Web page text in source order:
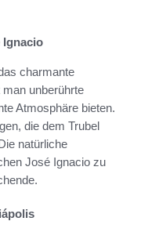
Ignacio
charmante
man unberührte
Atmosphäre bieten.
die dem Trubel
natürliche
José Ignacio zu